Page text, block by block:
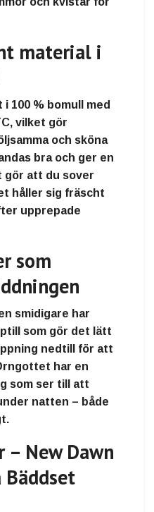
material i
i 100 % bomull
med
, vilket gör
och sköna
bra och ger en
gör att du sover
håller sig fräscht
upprepade
som
smidigare har
som gör det lätt
nedtill
för att
har en
som ser till att
natten – både
New Dawn
Bäddset